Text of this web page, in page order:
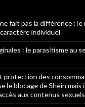
fait pas la différence : le
individuel
: le parasitisme au
protection des
le blocage de Shein mais
aux contenus sexuels